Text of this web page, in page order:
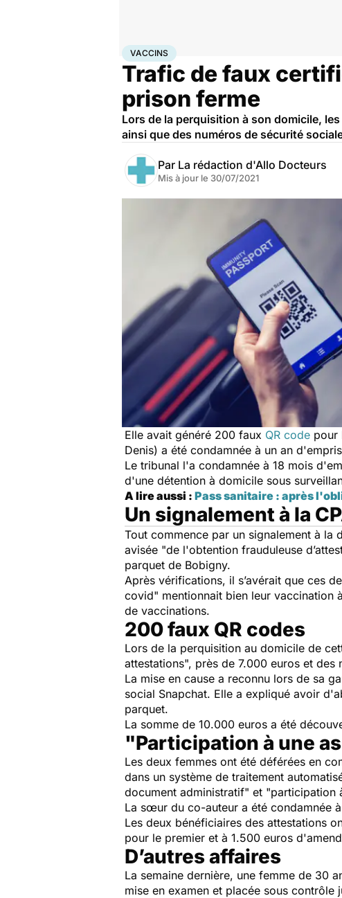
AccueilSanté Médicaments
VACCINS
Trafic de faux
prison ferme
Lors de la perquisition à son domicile,
ainsi que des numéros de sécurité
Par La rédaction d'Allo Docteurs
Mis à jour le 30/07/2021
Elle avait généré 200 faux QR code pour
Denis) a été condamnée à un an
Le tribunal l'a condamnée à 18 mois
d'une détention à domicile sous
A lire aussi : Pass sanitaire : après
Un signalement à la
Tout commence par un signalement à la
avisée "de l'obtention frauduleuse
parquet de Bobigny.
Après vérifications, il s’avérait que ces
covid" mentionnait bien leur vaccination
de vaccinations.
200 faux QR codes
Lors de la perquisition au domicile de
attestations", près de 7.000 euros et des
La mise en cause a reconnu lors de sa
social Snapchat. Elle a expliqué avoir
parquet.
La somme de 10.000 euros a été
"Participation à une
Les deux femmes ont été déférées en
dans un système de traitement
document administratif" et "participation
La sœur du co-auteur a été condamnée
Les deux bénéficiaires des attestations
pour le premier et à 1.500 euros
D’autres affaires
La semaine dernière, une femme de 30
mise en examen et placée sous contrôle